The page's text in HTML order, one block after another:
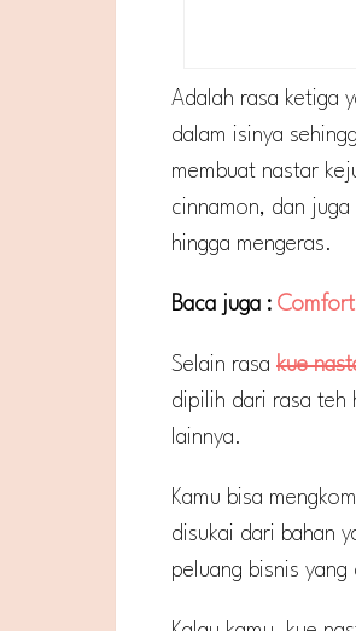
Adalah rasa ketiga
dalam isinya
membuat nastar
cinnamon, dan
hingga mengeras.
Baca juga :
Selain rasa kue
dipilih dari rasa teh
lainnya.
Kamu bisa
disukai dari bahan
peluang bisnis